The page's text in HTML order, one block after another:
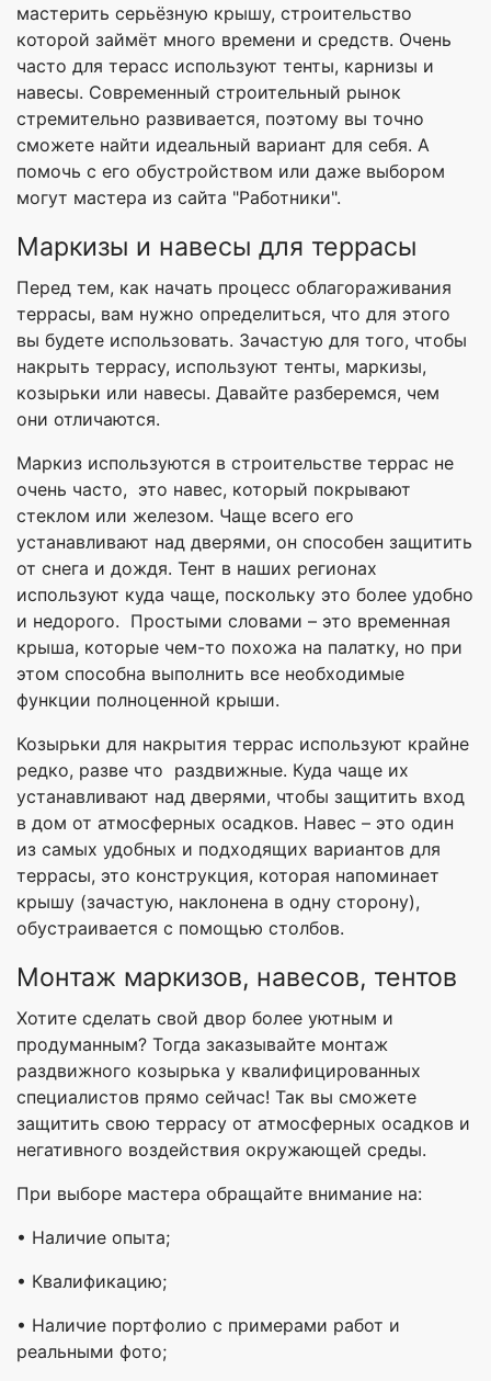
мастерить серьёзную крышу, строительство
которой займёт много времени и средств. Очень
часто для терасс используют тенты, карнизы и
навесы. Современный строительный рынок
стремительно развивается, поэтому вы точно
сможете найти идеальный вариант для себя. А
помочь с его обустройством или даже выбором
могут мастера из сайта "Работники".
Маркизы и навесы для террасы
Перед тем, как начать процесс облагораживания
террасы, вам нужно определиться, что для этого
вы будете использовать. Зачастую для того, чтобы
накрыть террасу, используют тенты, маркизы,
козырьки или навесы. Давайте разберемся, чем
они отличаются.
Маркиз используются в строительстве террас не
очень часто, это навес, который покрывают
стеклом или железом. Чаще всего его
устанавливают над дверями, он способен защитить
от снега и дождя. Тент в наших регионах
используют куда чаще, поскольку это более удобно
и недорого. Простыми словами – это временная
крыша, которые чем-то похожа на палатку, но при
этом способна выполнить все необходимые
функции полноценной крыши.
Козырьки для накрытия террас используют крайне
редко, разве что раздвижные. Куда чаще их
устанавливают над дверями, чтобы защитить вход
в дом от атмосферных осадков. Навес – это один
из самых удобных и подходящих вариантов для
террасы, это конструкция, которая напоминает
крышу (зачастую, наклонена в одну сторону),
обустраивается с помощью столбов.
Монтаж маркизов, навесов, тентов
Хотите сделать свой двор более уютным и
продуманным? Тогда заказывайте монтаж
раздвижного козырька у квалифицированных
специалистов прямо сейчас! Так вы сможете
защитить свою террасу от атмосферных осадков и
негативного воздействия окружающей среды.
При выборе мастера обращайте внимание на:
• Наличие опыта;
• Квалификацию;
• Наличие портфолио с примерами работ и
реальными фото;